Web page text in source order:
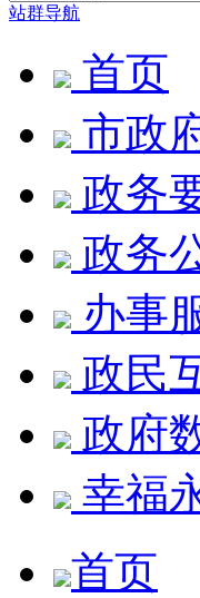
站群导航
首页
市政
政务
政务
办事
政民
政府
幸福
首页